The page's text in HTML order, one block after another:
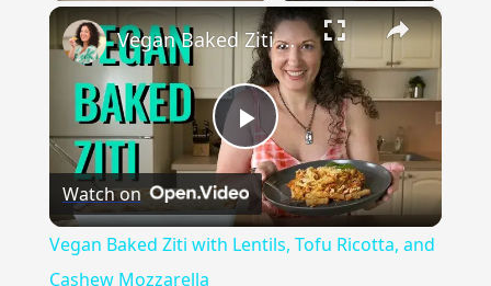
Fullscreen ×
Play
Video
Vegan Baked Ziti with Lentils, Tofu Ricotta, and Cashew Mozzarella
Watch on
Vegan Baked Ziti with Lentils, Tofu Ricotta, and
Cashew Mozzarella